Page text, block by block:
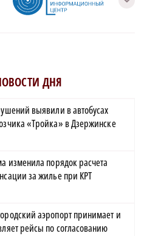
ДНЯ
выявили в автобусах
«Тройка» в Дзержинске
изменила порядок расчета
за жилье при КРТ
аэропорт принимает и
рейсы по согласованию